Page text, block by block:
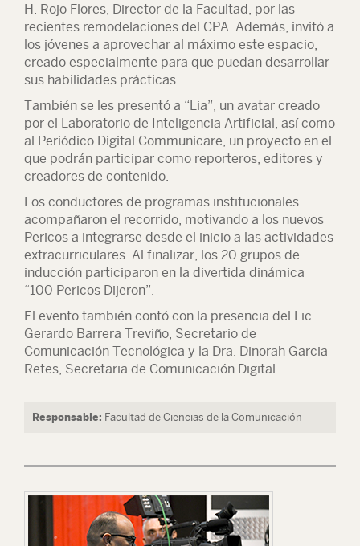
H. Rojo Flores, Director de la Facultad, por las
recientes remodelaciones del CPA. Además, invitó a
los jóvenes a aprovechar al máximo este espacio,
creado especialmente para que puedan desarrollar
sus habilidades prácticas.
También se les presentó a “Lia”, un avatar creado
por el Laboratorio de Inteligencia Artificial, así como
al Periódico Digital Communicare, un proyecto en el
que podrán participar como reporteros, editores y
creadores de contenido.
Los conductores de programas institucionales
acompañaron el recorrido, motivando a los nuevos
Pericos a integrarse desde el inicio a las actividades
extracurriculares. Al finalizar, los 20 grupos de
inducción participaron en la divertida dinámica
“100 Pericos Dijeron”.
El evento también contó con la presencia del Lic.
Gerardo Barrera Treviño, Secretario de
Comunicación Tecnológica y la Dra. Dinorah Garcia
Retes, Secretaria de Comunicación Digital.
Responsable: Facultad de Ciencias de la Comunicación